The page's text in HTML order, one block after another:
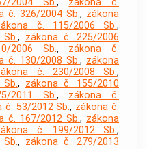
č. 326/2004 Sb., zákona
č. 115/2006 Sb.,
, zákona č. 225/2006
2006 Sb., zákona č.
č. 130/2008 Sb., zákona
č. 230/2008 Sb.,
, zákona č. 155/2010
2011 Sb., zákona č.
č. 53/2012 Sb., zákona č.
č. 167/2012 Sb., zákona
č. 199/2012 Sb.,
, zákona č. 279/2013